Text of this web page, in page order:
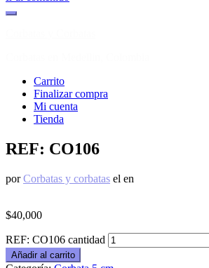
Carrito
Finalizar compra
Mi cuenta
Tienda
REF: CO106
porCorbatas y corbatas el en
$40,000
REF: CO106 cantidad
Añadir al carrito